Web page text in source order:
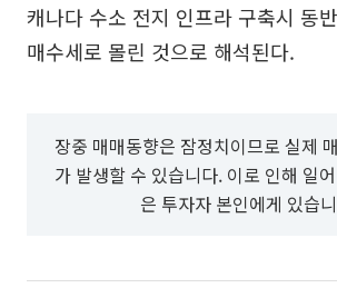
캐나다 수소 전지 인프라 구축시 동
매수세로 몰린 것으로 해석된다.
장중 매매동향은 잠정치이므로 실제
가 발생할 수 있습니다. 이로 인해 일
은 투자자 본인에게 있습